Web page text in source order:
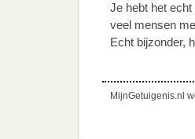
Je hebt het
veel mensen
Echt bijzonder,
MijnGetuigenis.nl